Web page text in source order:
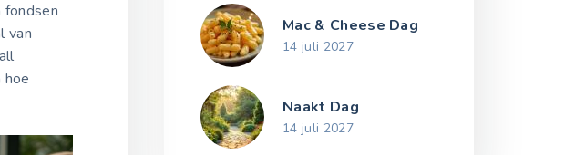
fondsen
van
hoe
Mac & Cheese Dag
14 juli 2027
Naakt Dag
14 juli 2027